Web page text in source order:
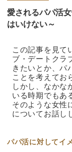
愛されるパパ活
はいけない～
この記事を見て
ブ・デートクラ
きたいとか、パ
ことを考えてお
しかし、なかな
いる時期でもあ
そのような女性
についてお話し
パパ活に対してイ